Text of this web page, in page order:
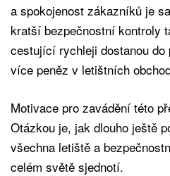
a spokojenost zákazníků je
kratší bezpečnostní kontroly
cestující rychleji dostanou
více peněz v letištních
Motivace pro zavádění této
Otázkou je, jak dlouho ještě
všechna letiště a
celém světě sjednotí.